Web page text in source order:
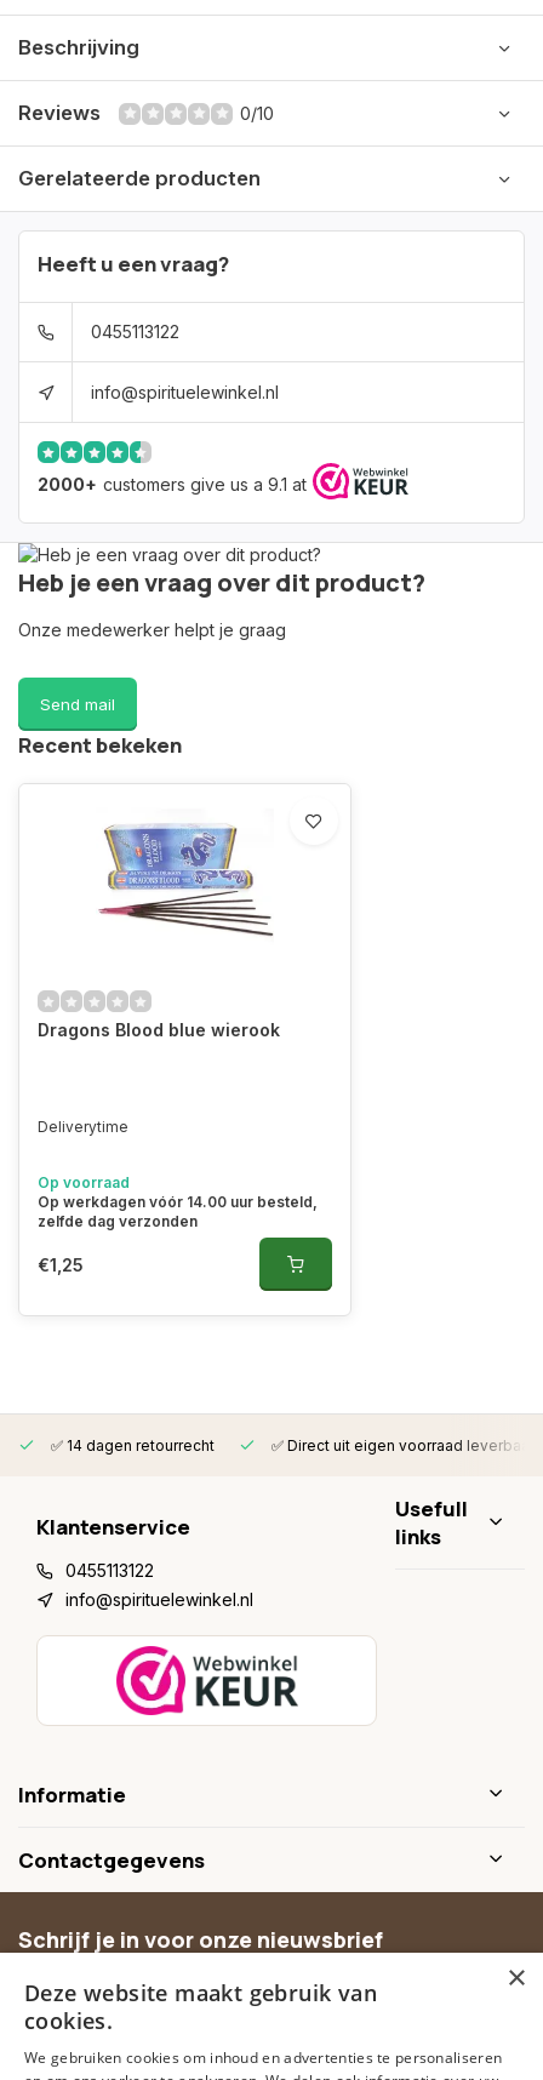
Beschrijving
Reviews 0/10
Gerelateerde producten
Heeft u een vraag?
0455113122
info@spirituelewinkel.nl
2000+ customers give us a 9.1 at
Heb je een vraag over dit product?
Onze medewerker helpt je graag
Send mail
Recent bekeken
Dragons Blood blue wierook
Deliverytime
Op voorraad
Op werkdagen vóór 14.00 uur besteld,
zelfde dag verzonden
€1,25
✅ 14 dagen retourrecht ✅ Direct uit eigen voorraad leverbaar
Klantenservice
0455113122
info@spirituelewinkel.nl
Usefull
links
Informatie
Contactgegevens
Schrijf je in voor onze nieuwsbrief
aanbiedingen.
Abonneer
×
Deze website maakt gebruik van
cookies.
We gebruiken cookies om inhoud en advertenties te personaliseren